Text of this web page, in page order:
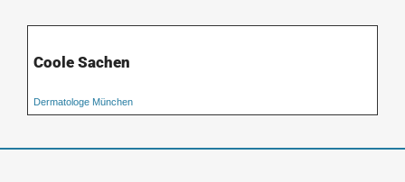
Coole Sachen
Dermatologe München